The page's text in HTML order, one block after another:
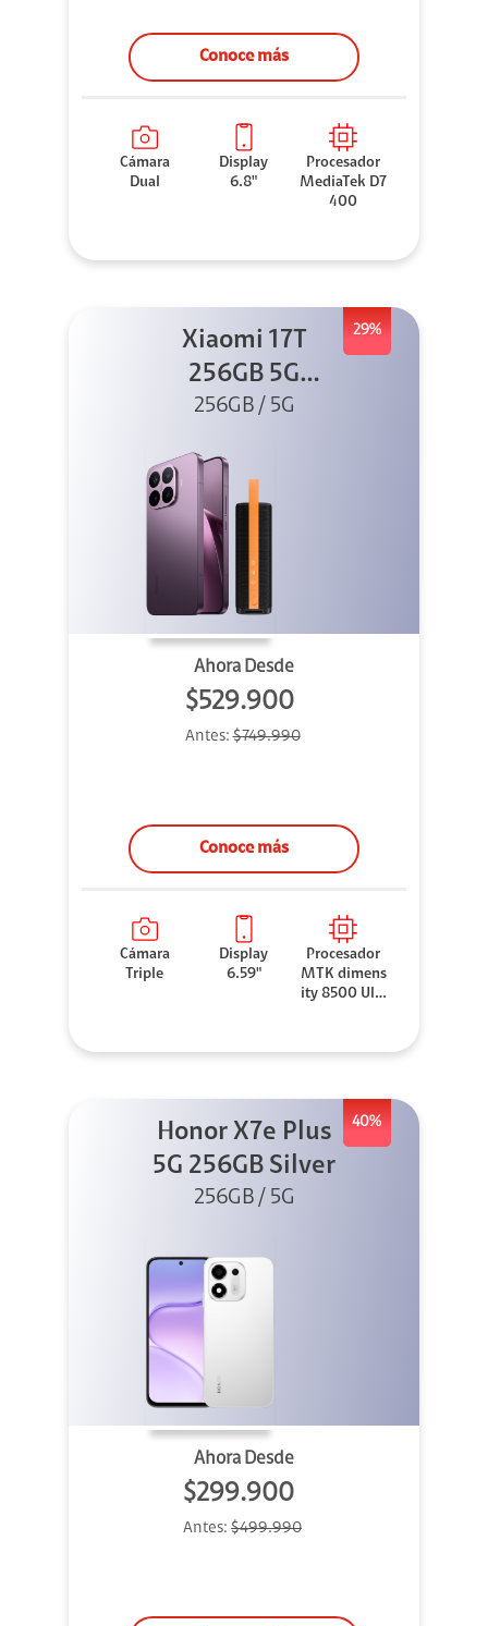
Conoce más
Cámara
Dual
Display
6.8"
Procesador
MediaTek D7
400
29%
Xiaomi 17T
256GB 5G
Morado + Sound
256GB / 5G
Ahora Desde
$529.900
Antes:$749.990
Conoce más
Cámara
Triple
Display
6.59"
Procesador
MTK dimens
ity 8500 Ultr
40%
Honor X7e Plus
5G 256GB Silver
256GB / 5G
Ahora Desde
$299.900
Antes: $499.990